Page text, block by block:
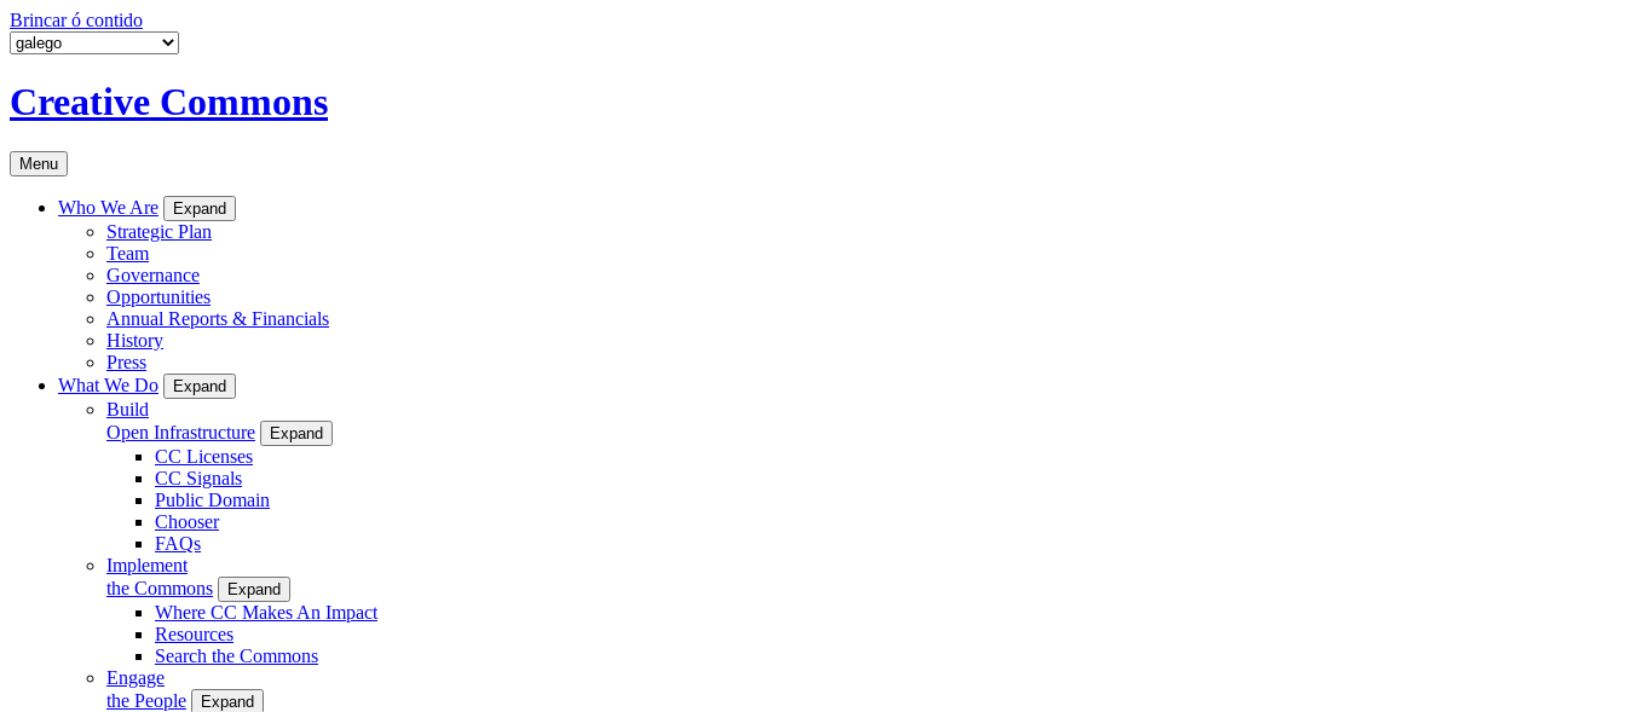
Brincar ó contido
Creative Commons
Menu
Who We Are Expand
Strategic Plan
Team
Governance
Opportunities
Annual Reports & Financials
History
Press
What We Do
Expand
Build
Open Infrastructure
Expand
CC Licenses
CC Signals
Public Domain
Chooser
FAQs
Implement
the Commons
Expand
Where CC Makes An Impact
Resources
Search the Commons
Engage
the People
Expand